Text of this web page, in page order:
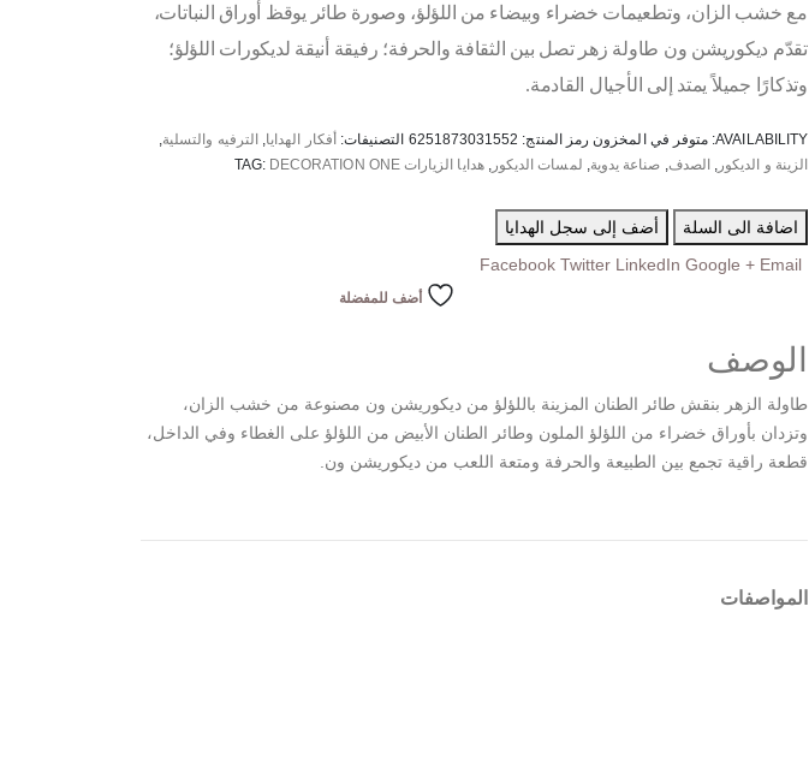
مع خشب الزان، وتطعيمات خضراء وبيضاء من اللؤلؤ، وصورة طائر يوقظ أوراق النباتات،
تقدّم ديكوريشن ون طاولة زهر تصل بين الثقافة والحرفة؛ رفيقة أنيقة لديكورات اللؤلؤ؛
وتذكارًا جميلاً يمتد إلى الأجيال القادمة.
AVAILABILITY: متوفر في المخزون رمز المنتج: 6251873031552 التصنيفات:أفكار الهدايا ,الترفيه والتسلية
الزينة و الديكور
,الصدف صناعة يدوية لمسات الديكور ,هدايا الزيارات TAG: DECORATION ONE
اضافة الى السلة
أضف إلى سجل الهدايا
Facebook Twitter LinkedIn Google + Email
أضف للمفضلة
الوصف
طاولة الزهر بنقش طائر الطنان المزينة باللؤلؤ من ديكوريشن ون مصنوعة من خشب الزان،
وتزدان بأوراق خضراء من اللؤلؤ الملون وطائر الطنان الأبيض من اللؤلؤ على الغطاء وفي الداخل،
قطعة راقية تجمع بين الطبيعة والحرفة ومتعة اللعب من ديكوريشن ون.
المواصفات